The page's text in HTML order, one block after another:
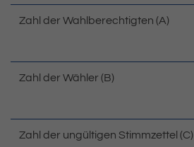
Zahl der Wahlberechtigten (A)
Zahl der Wähler (B)
Zahl der ungültigen Stimmzettel (C)